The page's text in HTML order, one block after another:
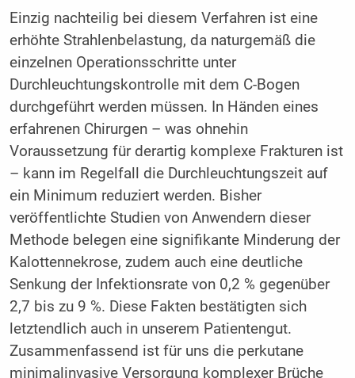
Einzig nachteilig bei diesem Verfahren ist eine
erhöhte Strahlenbelastung, da naturgemäß die
einzelnen Operationsschritte unter
Durchleuchtungskontrolle mit dem C-Bogen
durchgeführt werden müssen. In Händen eines
erfahrenen Chirurgen – was ohnehin
Voraussetzung für derartig komplexe Frakturen ist
– kann im Regelfall die Durchleuchtungszeit auf
ein Minimum reduziert werden. Bisher
veröffentlichte Studien von Anwendern dieser
Methode belegen eine signifikante Minderung der
Kalottennekrose, zudem auch eine deutliche
Senkung der Infektionsrate von 0,2 % gegenüber
2,7 bis zu 9 %. Diese Fakten bestätigten sich
letztendlich auch in unserem Patientengut.
Zusammenfassend ist für uns die perkutane
minimalinvasive Versorgung komplexer Brüche